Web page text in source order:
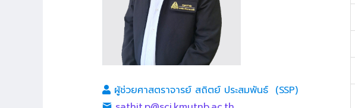
ผู้ช่วยศาสตราจารย์ สถิตย์ ประสมพันธ์ (SSP)